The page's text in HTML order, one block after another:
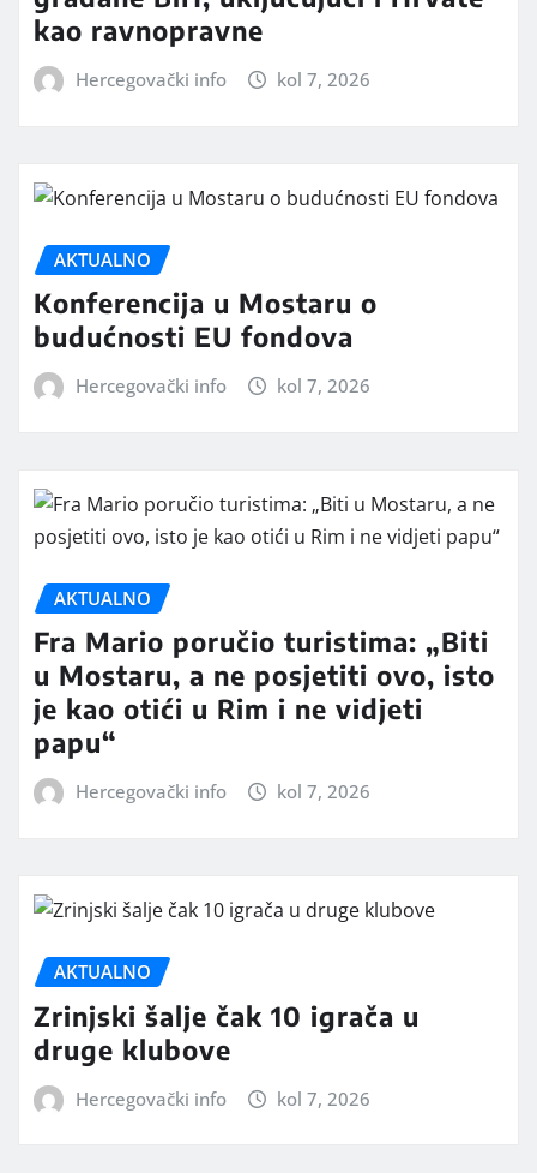
kao ravnopravne
Hercegovački info kol 7, 2026
AKTUALNO
Konferencija u Mostaru o
budućnosti EU fondova
Hercegovački info kol 7, 2026
AKTUALNO
Fra Mario poručio turistima: „Biti
u Mostaru, a ne posjetiti ovo, isto
je kao otići u Rim i ne vidjeti
papu“
Hercegovački info kol 7, 2026
AKTUALNO
Zrinjski šalje čak 10 igrača u
druge klubove
Hercegovački info kol 7, 2026